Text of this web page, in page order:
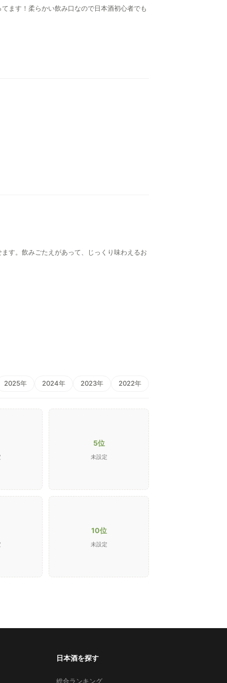
ます！柔らかい飲み口なので日本酒初心者でも
す。飲みごたえがあって、じっくり味わえるお
2025年 2024年 2023年 2022年
5位
未設定
10位
未設定
日本酒を探す
総合ランキング